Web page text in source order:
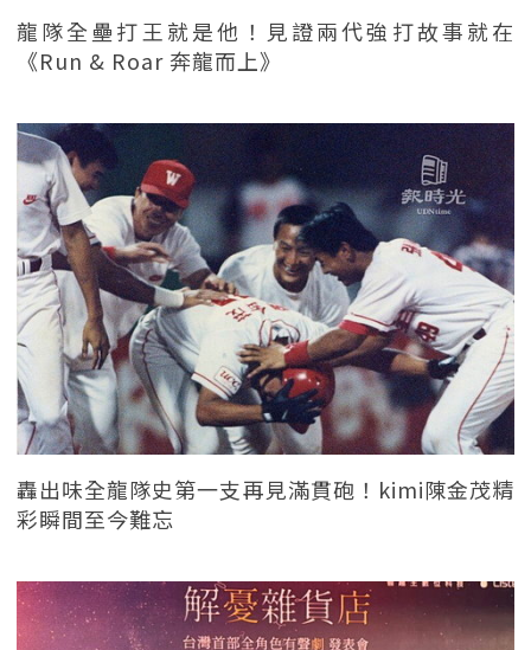
龍隊全壘打王就是他！見證兩代強打故事就在
《Run & Roar 奔龍而上》
轟出味全龍隊史第一支再見滿貫砲！kimi陳金茂精
彩瞬間至今難忘